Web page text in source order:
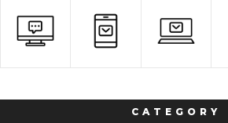
CATEGORY